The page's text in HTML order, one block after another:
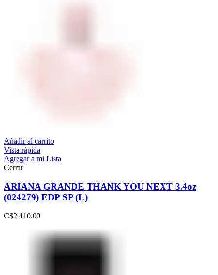
Añadir al carrito
Vista rápida
Agregar a mi Lista
Cerrar
ARIANA GRANDE THANK YOU NEXT 3.4oz
(024279) EDP SP (L)
C$2,410.00